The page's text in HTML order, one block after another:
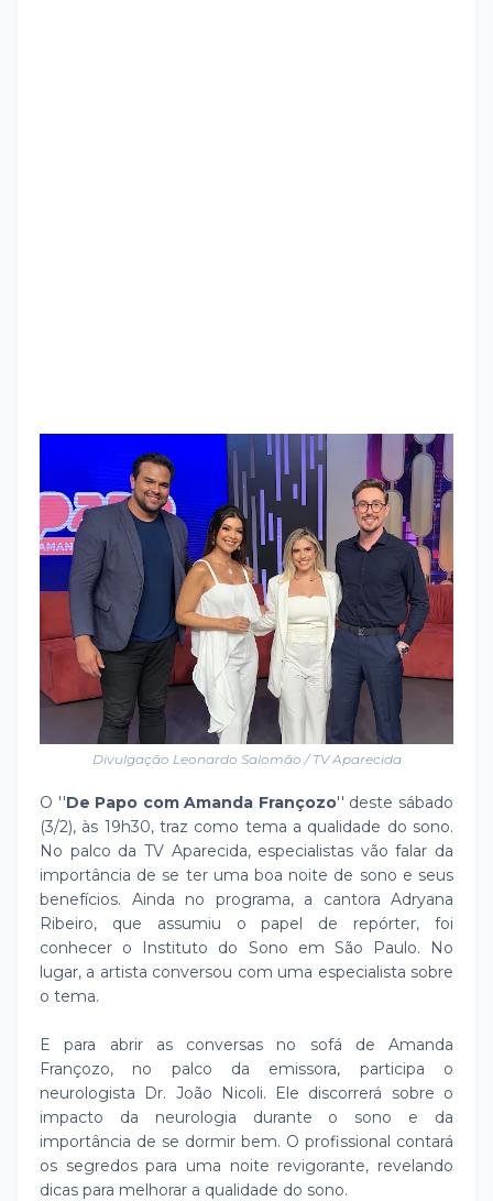
Divulgação Leonardo Salomão / TV Aparecida
O ''De Papo com Amanda Françozo'' deste sábado
(3/2), às 19h30, traz como tema a qualidade do sono.
No palco da TV Aparecida, especialistas vão falar da
importância de se ter uma boa noite de sono e seus
benefícios. Ainda no programa, a cantora Adryana
Ribeiro, que assumiu o papel de repórter, foi
conhecer o Instituto do Sono em São Paulo. No
lugar, a artista conversou com uma especialista sobre
o tema.
E para abrir as conversas no sofá de Amanda
Françozo, no palco da emissora, participa o
neurologista Dr. João Nicoli. Ele discorrerá sobre o
impacto da neurologia durante o sono e da
importância de se dormir bem. O profissional contará
os segredos para uma noite revigorante, revelando
dicas para melhorar a qualidade do sono.